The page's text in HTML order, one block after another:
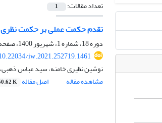
تعداد مقالات: 1
تقدم حکمت عملی بر حکمت
دوره 18، شماره 1، شهریور 1400، صفحه
iw.2021.252719.1461
نوشین نظیری خامنه، سید عباس
مشاهده مقاله
اصل مقاله K